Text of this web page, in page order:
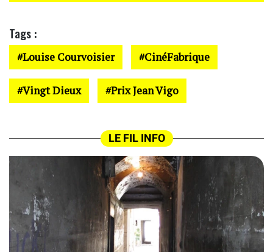
Tags :
Louise Courvoisier CinéFabrique
Vingt Dieux Prix Jean Vigo
LE FIL INFO